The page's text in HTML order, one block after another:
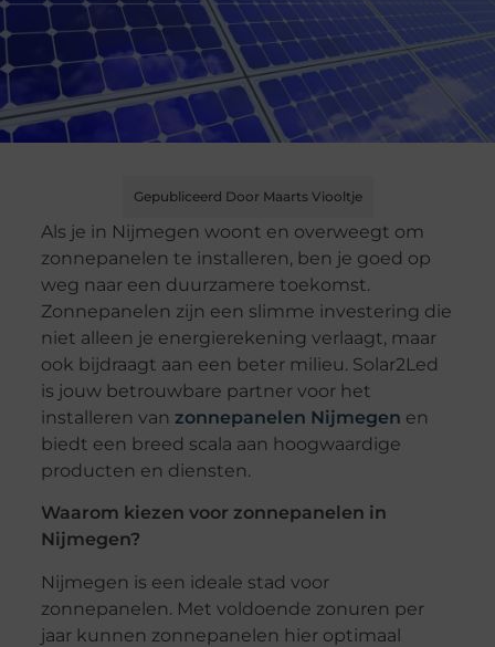
Gepubliceerd Door Maarts Viooltje
Als je in Nijmegen woont en overweegt om
zonnepanelen te installeren, ben je goed op
weg naar een duurzamere toekomst.
Zonnepanelen zijn een slimme investering die
niet alleen je energierekening verlaagt, maar
ook bijdraagt aan een beter milieu. Solar2Led
is jouw betrouwbare partner voor het
installeren van zonnepanelen Nijmegen en
biedt een breed scala aan hoogwaardige
producten en diensten.
Waarom kiezen voor zonnepanelen in
Nijmegen?
Nijmegen is een ideale stad voor
zonnepanelen. Met voldoende zonuren per
jaar kunnen zonnepanelen hier optimaal